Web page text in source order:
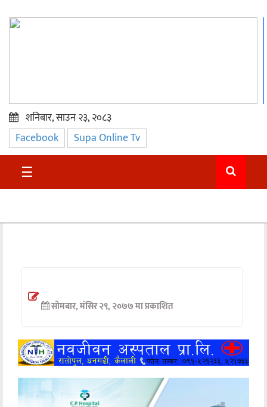
प्रमुख
समाचार
सुदुर
अन्तर्वार्ता
खेलकुद
मनोरञ्जन
अन्य
शनिबार, साउन २३, २०८३
Facebook Supa Online Tv
☰
सोमबार, मंसिर २९, २०७७ मा प्रकाशित